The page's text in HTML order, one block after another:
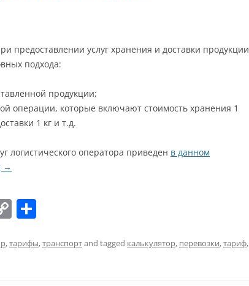
предоставлении услуг хранения и доставки продукции
подхода:
продукции;
операции, которые включают стоимость хранения 1
1 кг и т.д.
логистического оператора приведен в данном
→
C
p ді
,тарифы,транспортand tagged калькулятор, перевозки,тариф,